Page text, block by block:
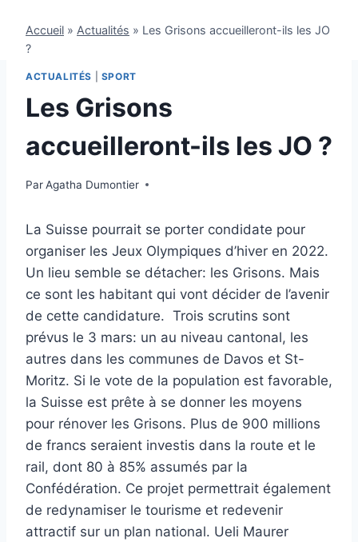
Accueil » Actualités » Les Grisons accueilleront-ils les JO
?
ACTUALITÉS SPORT
Les Grisons
accueilleront-ils les JO ?
ParAgatha Dumontier
20 février 2013
La Suisse pourrait se porter condidate pour
organiser les Jeux Olympiques d’hiver en 2022.
Un lieu semble se détacher: les Grisons. Mais
ce sont les habitant qui vont décider de l’avenir
de cette candidature. Trois scrutins sont
prévus le 3 mars: un au niveau cantonal, les
autres dans les communes de Davos et St-
Moritz. Si le vote de la population est favorable,
la Suisse est prête à se donner les moyens
pour rénover les Grisons. Plus de 900 millions
de francs seraient investis dans la route et le
rail, dont 80 à 85% assumés par la
Confédération. Ce projet permettrait également
de redynamiser le tourisme et redevenir
attractif sur un plan national. Ueli Maurer